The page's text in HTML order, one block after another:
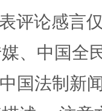
评论感言
、中国全
国法制新